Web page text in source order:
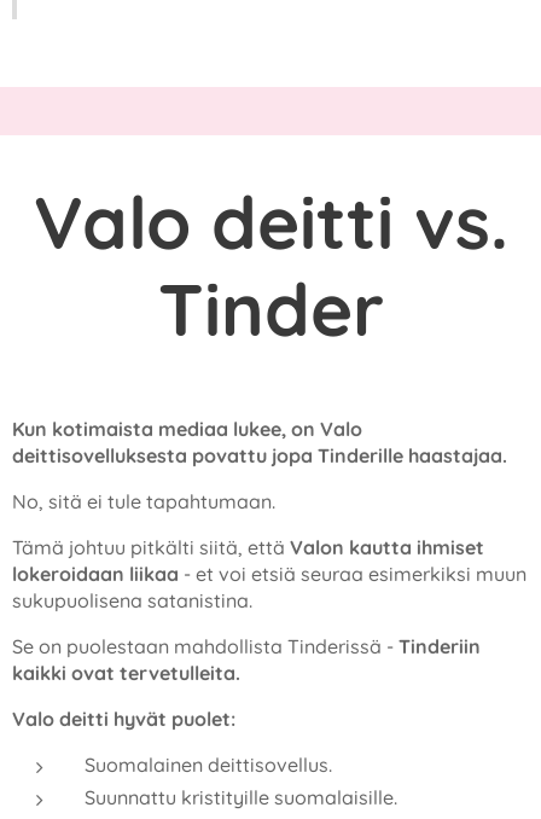
Valo deitti vs.
Tinder
Kun kotimaista mediaa lukee, on Valo
deittisovelluksesta povattu jopa Tinderille haastajaa.
No, sitä ei tule tapahtumaan.
Tämä johtuu pitkälti siitä, että Valon kautta ihmiset
lokeroidaan liikaa - et voi etsiä seuraa esimerkiksi muun
sukupuolisena satanistina.
Se on puolestaan mahdollista Tinderissä - Tinderiin
kaikki ovat tervetulleita.
Valo deitti hyvät puolet:
Suomalainen deittisovellus.
Suunnattu kristityille suomalaisille.